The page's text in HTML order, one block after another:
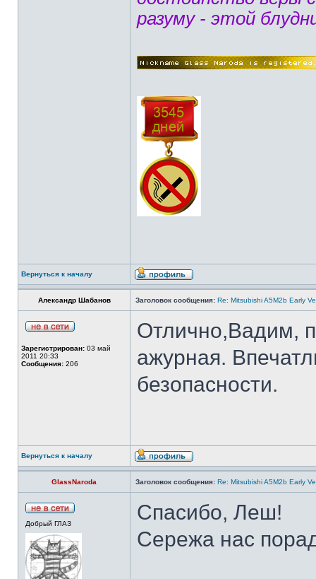
разуму - этой
Вернуться к началу
Александр Шабанов Заголовок сообщения: Re: Mitsubishi A5M2b Early
Зарегистрирован: 03 май
2011 20:33
Сообщения: 206
Отлично,Вадим,
ажурная.
безопасности.
Вернуться к началу
GlassNaroda Заголовок сообщения: Re: Mitsubishi A5M2b Early
Добрый ГЛАЗ
Спасибо, Леш!
Сережа нас